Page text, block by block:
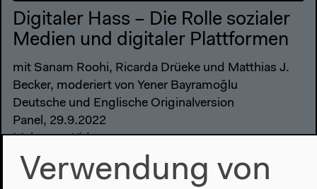
Digitaler Hass – Die Rolle sozialer
Medien und digitaler Plattformen
mit Sanam Roohi, Ricarda Drüeke und Matthias J.
Becker, moderiert von Yener Bayramoğlu
Deutsche und Englische Originalversion
Panel, 29.9.2022
Mehr zum Video
Verwendung von